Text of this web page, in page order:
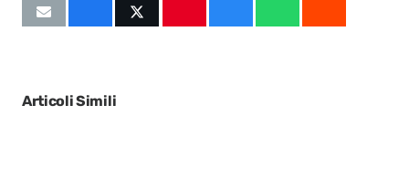
Articoli Simili